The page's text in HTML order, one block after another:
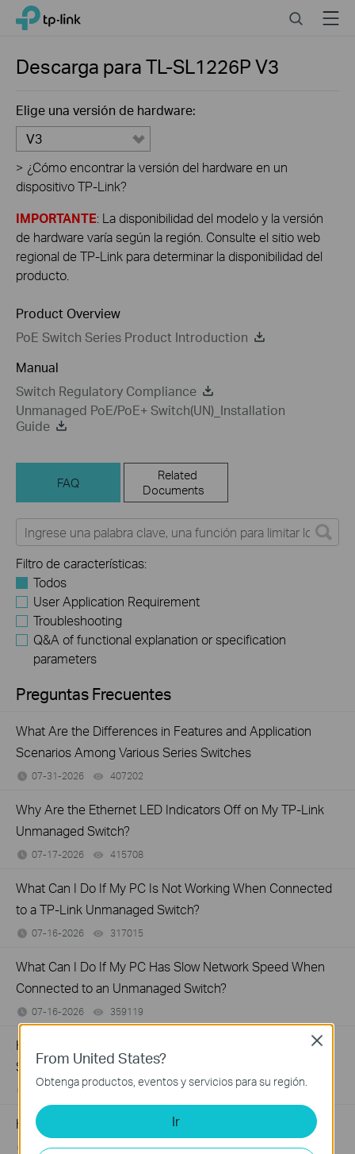
Click
navigation
TP-Link, Reliably Smart SearchMenu
Descarga paraTL-SL1226PV3
Elige una versión de hardware:
V3
> ¿Cómo encontrar la versión del hardware en un
dispositivo TP-Link?
IMPORTANTE: La disponibilidad del modelo y la versión
de hardware varía según la región. Consulte el sitio web
regional de TP-Link para determinar la disponibilidad del
producto.
Product Overview
PoE Switch Series Product Introduction
Manual
Switch Regulatory Compliance
Unmanaged PoE/PoE+ Switch(UN)_Installation
Guide
FAQ
Related
Documents
Filtro de características:
Todos
User Application Requirement
Troubleshooting
Q&A of functional explanation or specification
parameters
Preguntas Frecuentes
What Are the Differences in Features and Application
Scenarios Among Various Series Switches
07-31-2026 407202
Why Are the Ethernet LED Indicators Off on My TP-Link
Unmanaged Switch?
07-17-2026 415708
What Can I Do If My PC Is Not Working When Connected
to a TP-Link Unmanaged Switch?
07-16-2026 317015
What Can I Do If My PC Has Slow Network Speed When
Connected to an Unmanaged Switch?
07-16-2026 359119
How to Troubleshoot Unstable Internet Issue on Omada
Switch
06-24-2026 129875
How to Troubleshoot No Internet Issue on Omada Switch
06-24-2026 184176views
From United States?
Obtenga productos, eventos y servicios para su región.
Ir
Close